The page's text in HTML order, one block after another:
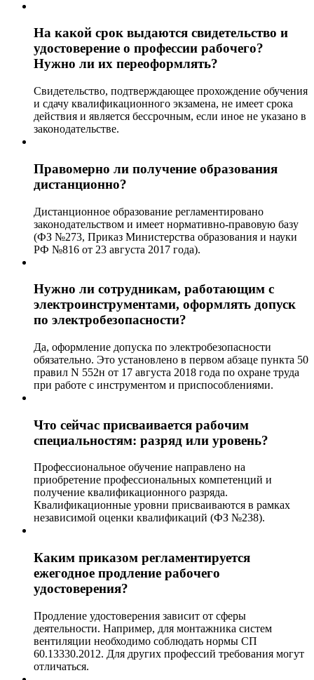
На какой срок выдаются свидетельство и
удостоверение о профессии рабочего?
Нужно ли их переоформлять?
Свидетельство, подтверждающее прохождение обучения
и сдачу квалификационного экзамена, не имеет срока
действия и является бессрочным, если иное не указано в
законодательстве.
Правомерно ли получение образования
дистанционно?
Дистанционное образование регламентировано
законодательством и имеет нормативно-правовую базу
(ФЗ №273, Приказ Министерства образования и науки
РФ №816 от 23 августа 2017 года).
Нужно ли сотрудникам, работающим с
электроинструментами, оформлять допуск
по электробезопасности?
Да, оформление допуска по электробезопасности
обязательно. Это установлено в первом абзаце пункта 50
правил N 552н от 17 августа 2018 года по охране труда
при работе с инструментом и приспособлениями.
Что сейчас присваивается рабочим
специальностям: разряд или уровень?
Профессиональное обучение направлено на
приобретение профессиональных компетенций и
получение квалификационного разряда.
Квалификационные уровни присваиваются в рамках
независимой оценки квалификаций (ФЗ №238).
Каким приказом регламентируется
ежегодное продление рабочего
удостоверения?
Продление удостоверения зависит от сферы
деятельности. Например, для монтажника систем
вентиляции необходимо соблюдать нормы СП
60.13330.2012. Для других профессий требования могут
отличаться.